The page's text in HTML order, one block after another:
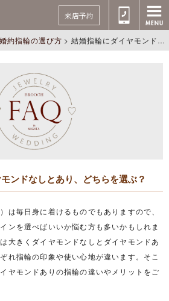
来店予約
約指輪の選び方 >結婚指輪にダイヤモンドなしとあり、どちらを選ぶ？
ンドなしとあり、どちらを選ぶ？
は毎日身に着けるものでもありますので、
ンを選べばいいか悩む方も多いかもしれま
大きくダイヤモンドなしとダイヤモンドあ
れ指輪の印象や使い心地が違います。そこ
ヤモンドありの指輪の違いやメリットをご